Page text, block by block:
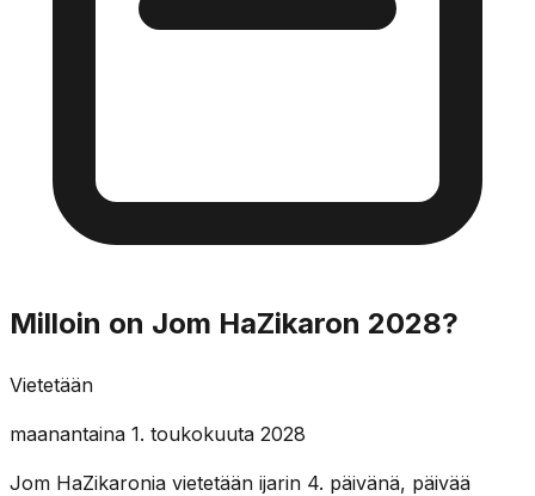
Milloin on Jom HaZikaron 2028?
Vietetään
maanantaina 1. toukokuuta 2028
Jom HaZikaronia vietetään ijarin 4. päivänä, päivää